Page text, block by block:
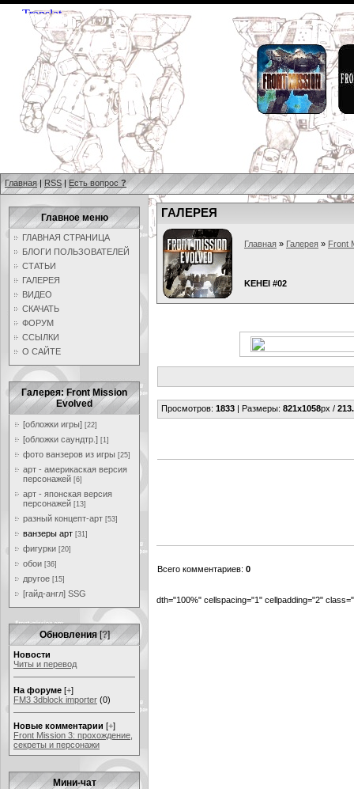
Главная | RSS | Есть вопрос ?
Главное меню
ГЛАВНАЯ СТРАНИЦА
БЛОГИ ПОЛЬЗОВАТЕЛЕЙ
СТАТЬИ
ГАЛЕРЕЯ
ВИДЕО
СКАЧАТЬ
ФОРУМ
ССЫЛКИ
О САЙТЕ
Галерея: Front Mission
Evolved
[обложки игры] [22]
[обложки саундтр.] [1]
фото ванзеров из игры [25]
арт - америкаская версия
персонажей [6]
арт - японская версия
персонажей [13]
разный концепт-арт [53]
ванзеры арт [31]
фигурки [20]
обои [36]
другое [15]
[гайд-англ] SSG
Обновления [?]
Новости
Читы и перевод
На форуме [+]
FM3 3dblock importer (0)
Новые комментарии [+]
Front Mission 3: прохождение,
секреты и персонажи
Мини-чат
ГАЛЕРЕЯ
Главная » Галерея » Front
KEHEI #02
Просмотров: 1833 | Размеры: 821x1058px /
Всего комментариев: 0
dth="100%" cellspacing="1" cellpadding="2"